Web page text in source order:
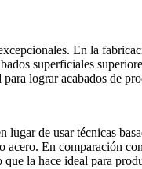
En la
superficiales
lograr acabados de
de usar técnicas
acero. En comparación
la hace ideal para